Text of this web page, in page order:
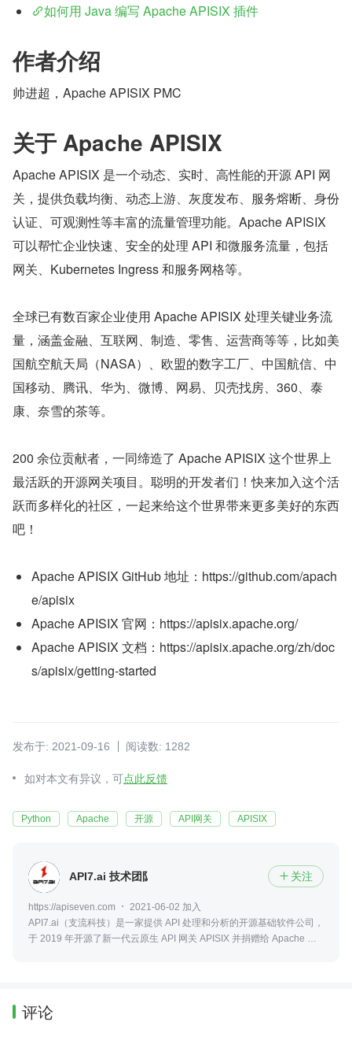
如何用 Java 编写 Apache APISIX 插件
作者介绍
帅进超，Apache APISIX PMC
关于 Apache APISIX
Apache APISIX 是一个动态、实时、高性能的开源 API 网
关，提供负载均衡、动态上游、灰度发布、服务熔断、身份
认证、可观测性等丰富的流量管理功能。Apache APISIX
可以帮忙企业快速、安全的处理 API 和微服务流量，包括
网关、Kubernetes Ingress 和服务网格等。
全球已有数百家企业使用 Apache APISIX 处理关键业务流
量，涵盖金融、互联网、制造、零售、运营商等等，比如美
国航空航天局（NASA）、欧盟的数字工厂、中国航信、中
国移动、腾讯、华为、微博、网易、贝壳找房、360、泰
康、奈雪的茶等。
200 余位贡献者，一同缔造了 Apache APISIX 这个世界上
最活跃的开源网关项目。聪明的开发者们！快来加入这个活
跃而多样化的社区，一起来给这个世界带来更多美好的东西
吧！
Apache APISIX GitHub 地址：https://github.com/apach
e/apisix
Apache APISIX 官网：https://apisix.apache.org/
Apache APISIX 文档：https://apisix.apache.org/zh/doc
s/apisix/getting-started
发布于: 2021-09-16 阅读数: 1282
如对本文有异议，可点此反馈
Python Apache 开源 API网关 APISIX
API7.ai 技术团队  关注
https://apiseven.com
2021-06-02 加入
API7.ai（支流科技）是一家提供 API 处理和分析的开源基础软件公司，
于 2019 年开源了新一代云原生 API 网关 APISIX 并捐赠给 Apache 软件
评论